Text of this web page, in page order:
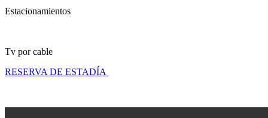
Estacionamientos
Tv por cable
RESERVA DE ESTADÍA